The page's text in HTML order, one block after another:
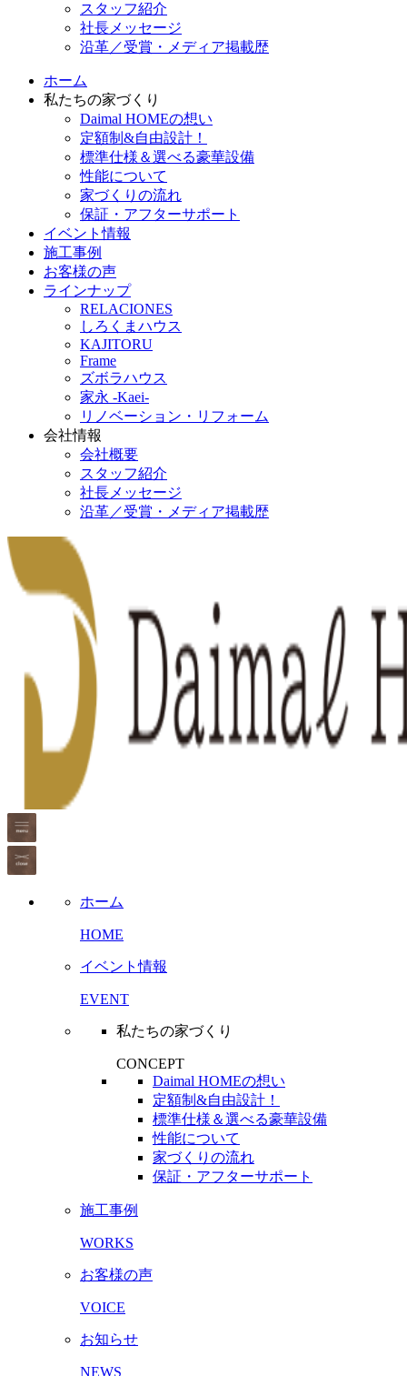
スタッフ紹介
社長メッセージ
沿革／受賞・メディア掲載歴
ホーム
私たちの家づくり
Daimal HOMEの想い
定額制&自由設計！
標準仕様＆選べる豪華設備
性能について
家づくりの流れ
保証・アフターサポート
イベント情報
施工事例
お客様の声
ラインナップ
RELACIONES
しろくまハウス
KAJITORU
Frame
ズボラハウス
家永 -Kaei-
リノベーション・リフォーム
会社情報
会社概要
スタッフ紹介
社長メッセージ
沿革／受賞・メディア掲載歴
ホーム
HOME
イベント情報
EVENT
私たちの家づくり
CONCEPT
Daimal HOMEの想い
定額制&自由設計！
標準仕様＆選べる豪華設備
性能について
家づくりの流れ
保証・アフターサポート
施工事例
WORKS
お客様の声
VOICE
お知らせ
NEWS